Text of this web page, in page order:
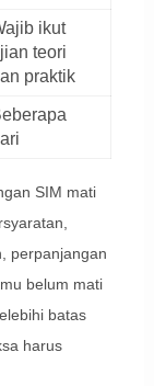
ikut
teori
praktik
SIM mati
perpanjangan
belum mati
batas
harus